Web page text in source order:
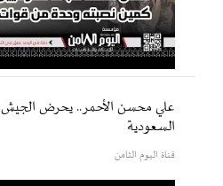
علي محسن الأحمر.. يحرض الجيش
السعودية
قناة اليوم الثامن